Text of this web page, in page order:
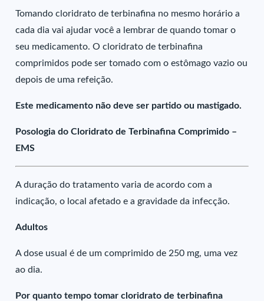
Tomando cloridrato de terbinafina no mesmo horário a
cada dia vai ajudar você a lembrar de quando tomar o
seu medicamento. O cloridrato de terbinafina
comprimidos pode ser tomado com o estômago vazio ou
depois de uma refeição.
Este medicamento não deve ser partido ou mastigado.
Posologia do Cloridrato de Terbinafina Comprimido –
EMS
A duração do tratamento varia de acordo com a
indicação, o local afetado e a gravidade da infecção.
Adultos
A dose usual é de um comprimido de 250 mg, uma vez
ao dia.
Por quanto tempo tomar cloridrato de terbinafina